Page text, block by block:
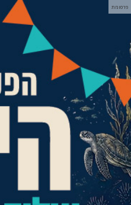
פרסומת